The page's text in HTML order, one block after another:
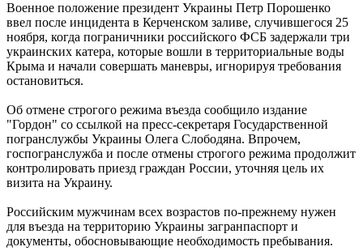
Военное положение президент Украины Петр Порошенко
ввел после инцидента в Керченском заливе, случившегося 25
ноября, когда пограничники российского ФСБ задержали три
украинских катера, которые вошли в территориальные воды
Крыма и начали совершать маневры, игнорируя требования
остановиться.
Об отмене строгого режима въезда сообщило издание
"Гордон" со ссылкой на пресс-секретаря Государственной
погранслужбы Украины Олега Слободяна. Впрочем,
госпогранслужба и после отмены строгого режима продолжит
контролировать приезд граждан России, уточняя цель их
визита на Украину.
Российским мужчинам всех возрастов по-прежнему нужен
для въезда на территорию Украины загранпаспорт и
документы, обосновывающие необходимость пребывания.